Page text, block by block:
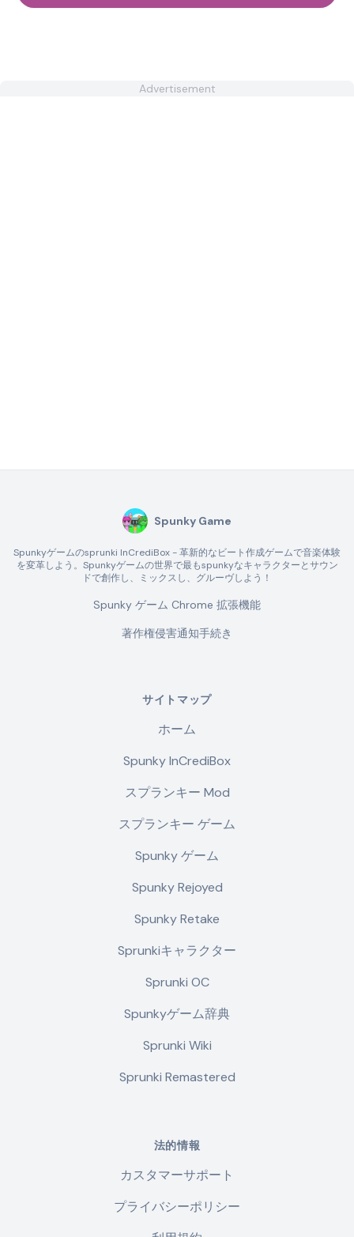
Advertisement
Spunky Game
Spunkyゲームのsprunki InCrediBox - 革新的なビート作成ゲームで音楽体験
を変革しよう。Spunkyゲームの世界で最もspunkyなキャラクターとサウン
ドで創作し、ミックスし、グルーヴしよう！
Spunky ゲーム Chrome 拡張機能
著作権侵害通知手続き
サイトマップ
ホーム
Spunky InCrediBox
スプランキー Mod
スプランキー ゲーム
Spunky ゲーム
Spunky Rejoyed
Spunky Retake
Sprunkiキャラクター
Sprunki OC
Spunkyゲーム辞典
Sprunki Wiki
Sprunki Remastered
法的情報
カスタマーサポート
プライバシーポリシー